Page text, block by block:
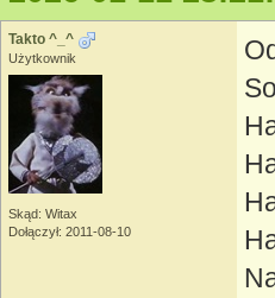
Takto ^_^
Użytkownik
Skąd: Witax
Dołączył: 2011-08-10